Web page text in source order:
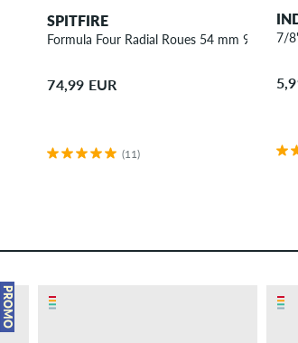
SPITFIRE
Formula Four Radial Roues 54 mm 99A 4
74,99 EUR
(11)
7/
PROMO